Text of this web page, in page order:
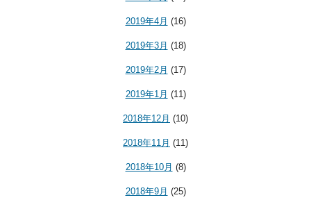
2019年4月 (16)
2019年3月 (18)
2019年2月 (17)
2019年1月 (11)
2018年12月 (10)
2018年11月 (11)
2018年10月 (8)
2018年9月 (25)